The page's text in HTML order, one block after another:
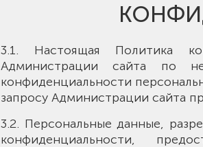
3.1. Настоящая Политика
Администрации сайта по
конфиденциальности
запросу Администрации сайта
3.2. Персональные данные,
конфиденциальности,